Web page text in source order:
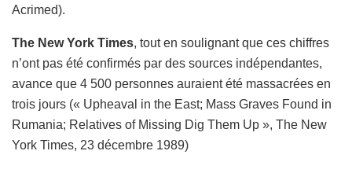
Acrimed).
The New York Times, tout en soulignant que ces chiffres
n’ont pas été confirmés par des sources indépendantes,
avance que 4 500 personnes auraient été massacrées en
trois jours (« Upheaval in the East; Mass Graves Found in
Rumania; Relatives of Missing Dig Them Up », The New
York Times,‎ 23 décembre 1989)